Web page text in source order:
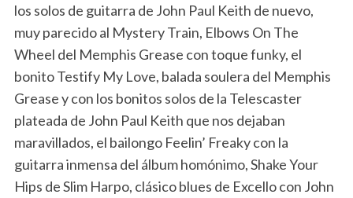
los solos de guitarra de John Paul Keith de nuevo,
muy parecido al Mystery Train, Elbows On The
Wheel del Memphis Grease con toque funky, el
bonito Testify My Love, balada soulera del Memphis
Grease y con los bonitos solos de la Telescaster
plateada de John Paul Keith que nos dejaban
maravillados, el bailongo Feelin’ Freaky con la
guitarra inmensa del álbum homónimo, Shake Your
Hips de Slim Harpo, clásico blues de Excello con John